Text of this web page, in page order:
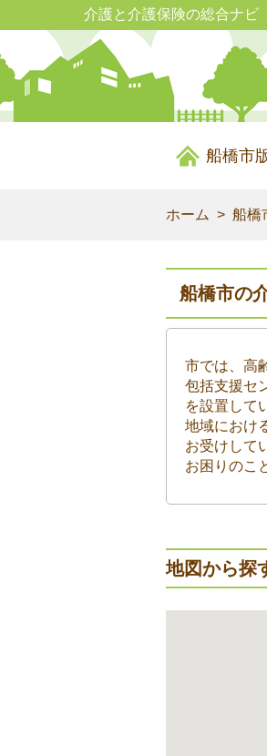
介護と介護保険の総合ナ
船橋市
ホーム 船橋
船橋市の
市では、高
包括支援セ
を設置して
地域におけ
お受けして
お困りのこ
地図から探